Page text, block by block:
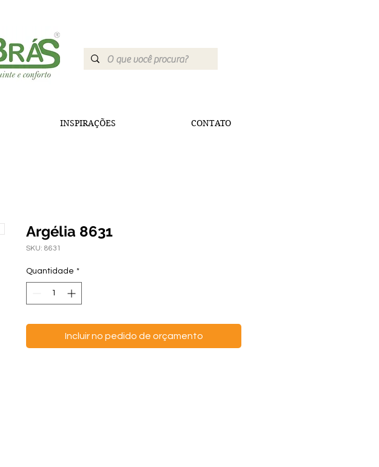
INSPIRAÇÕES CONTATO
Argélia 8631
SKU: 8631
Quantidade *
Incluir no pedido de orçamento